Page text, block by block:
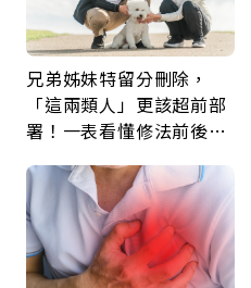
兄弟姊妹特留分刪除，
「這兩類人」更該超前部
署！一表看懂修法前後差
更多